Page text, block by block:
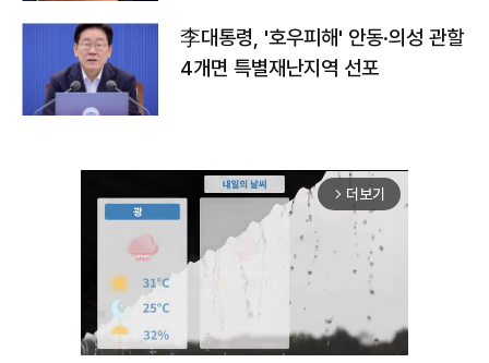
李대통령, '호우피해' 안동·의성 관할
4개면 특별재난지역 선포
arrow_forward_ios 더보기